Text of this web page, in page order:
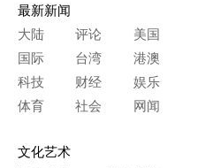
最新新闻
大陆
评论
美国
国际
台湾
港澳
科技
财经
娱乐
体育
社会 网闻
文化艺术